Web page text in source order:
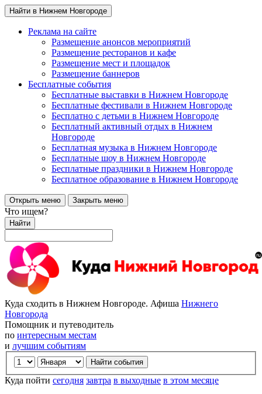
Найти в Нижнем Новгороде
Реклама на сайте
Размещение анонсов мероприятий
Размещение ресторанов и кафе
Размещение мест и площадок
Размещение баннеров
Бесплатные события
Бесплатные выставки в Нижнем Новгороде
Бесплатные фестивали в Нижнем Новгороде
Бесплатно с детьми в Нижнем Новгороде
Бесплатный активный отдых в Нижнем
Новгороде
Бесплатная музыка в Нижнем Новгороде
Бесплатные шоу в Нижнем Новгороде
Бесплатные праздники в Нижнем Новгороде
Бесплатное образование в Нижнем Новгороде
Открыть меню Закрыть меню
Что ищем?
Найти
Куда сходить в Нижнем Новгороде. Афиша Нижнего
Новгорода
Помощник и путеводитель
по интересным местам
и лучшим событиям
Куда пойти сегодня завтра в выходные в этом месяце